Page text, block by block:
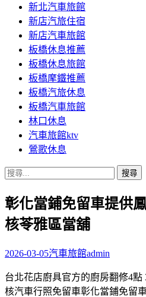
新北汽車旅館
新店汽旅住宿
新店汽車旅館
板橋休息推薦
板橋休息旅館
板橋摩鐵推薦
板橋汽旅休息
板橋汽車旅館
林口休息
汽車旅館ktv
鶯歌休息
搜
關
鍵
字:
彰化當鋪免留車提供
核苓雅區當舖
2026-03-05汽車旅館admin
台北花店廚具官方的廚房翻修4點
核汽車行照免留車彰化當鋪免留